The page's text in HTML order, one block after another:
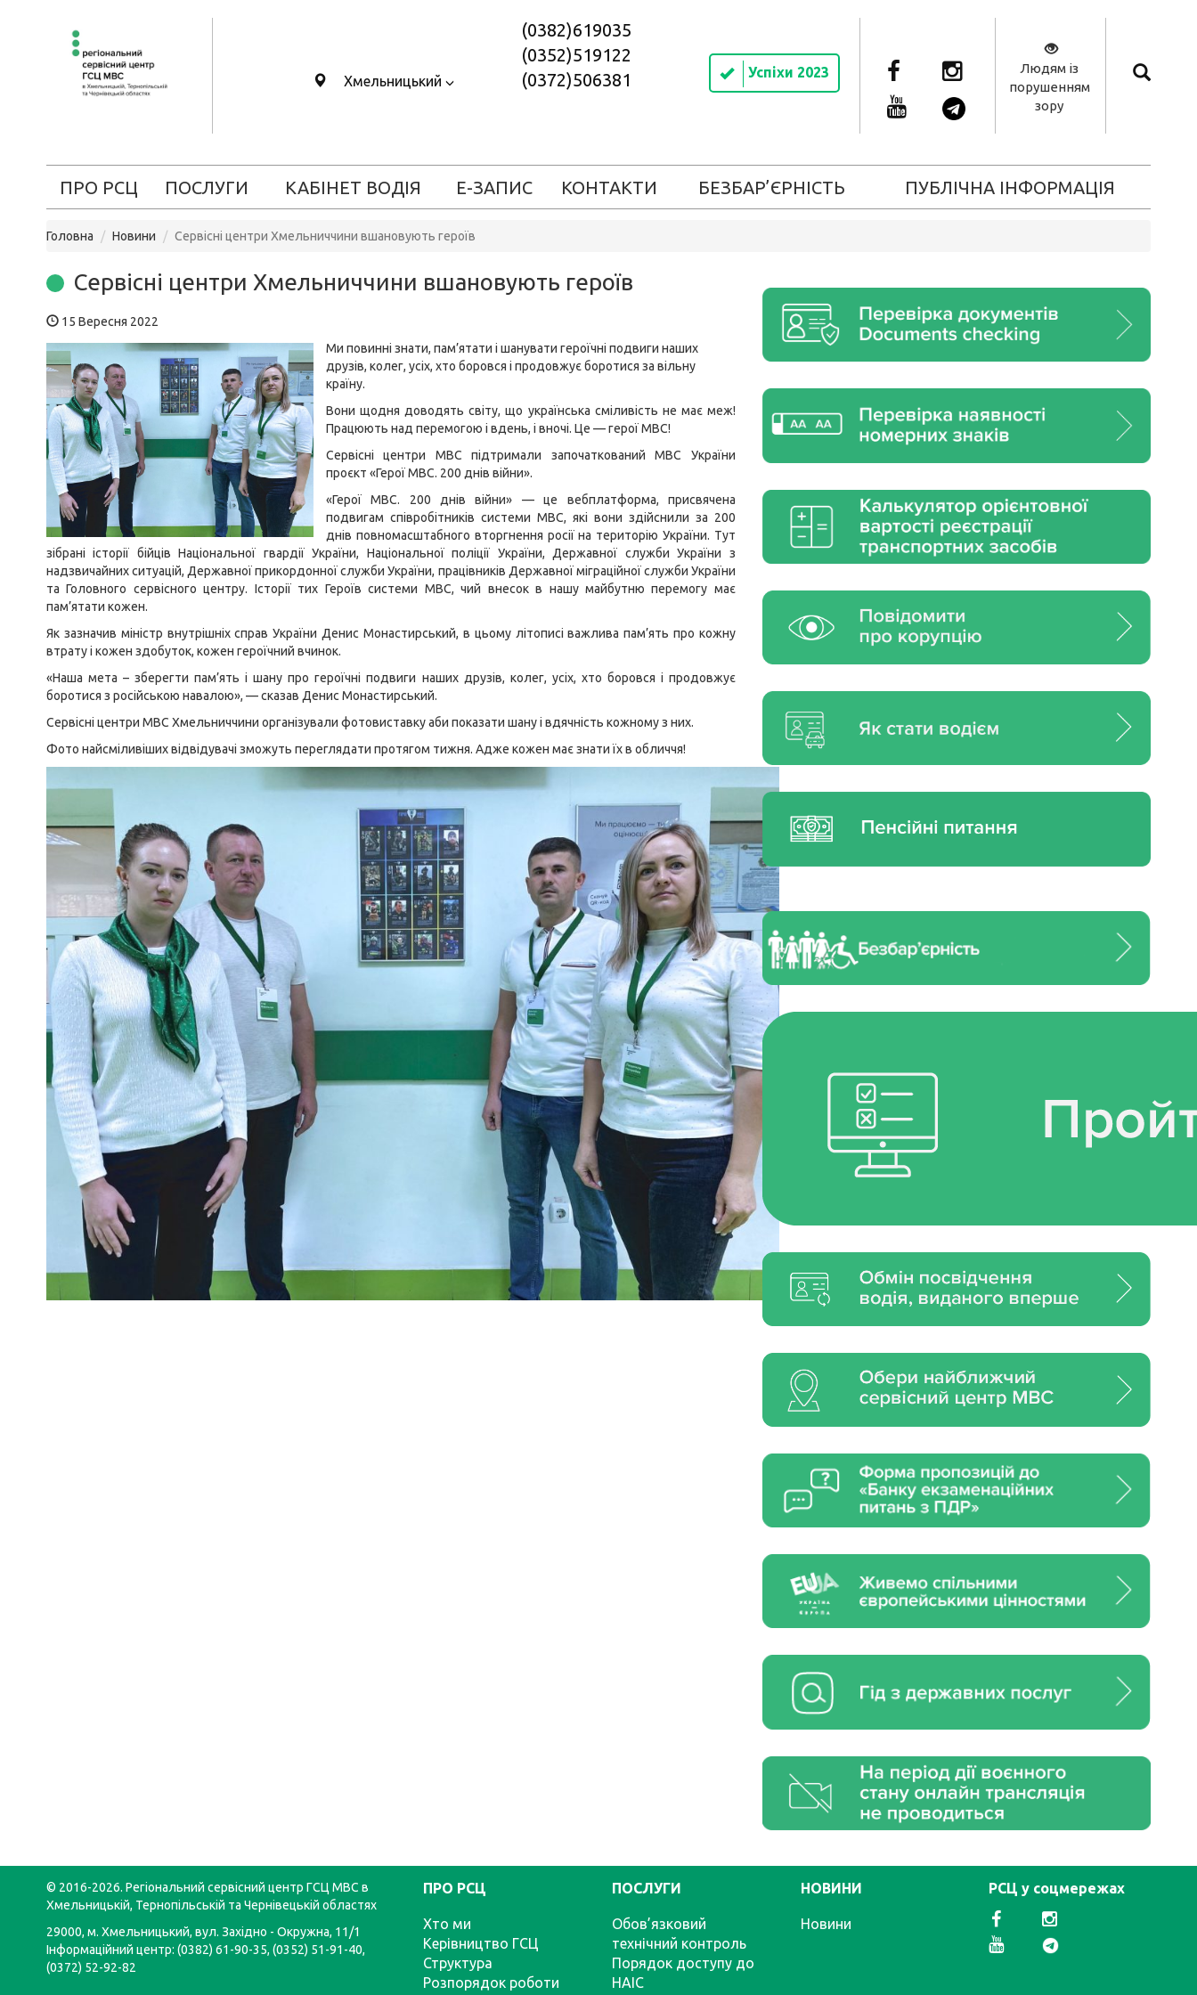
Хмельницький
(0382)619035
(0352)519122
(0372)506381
Успіхи 2023
Людям із
порушенням
зору
ПРО РСЦ ПОСЛУГИ КАБІНЕТ ВОДІЯ Е-ЗАПИС КОНТАКТИ БЕЗБАР’ЄРНІСТЬ ПУБЛІЧНА ІНФОРМАЦІЯ
Головна Новини Сервісні центри Хмельниччини вшановують героїв
Сервісні центри Хмельниччини вшановують героїв
15 Вересня 2022
Ми повинні знати, пам’ятати і шанувати героїчні подвиги наших
друзів, колег, усіх, хто боровся і продовжує боротися за вільну
країну.
Вони щодня доводять світу, що українська сміливість не має меж!
Працюють над перемогою і вдень, і вночі. Це — герої МВС!
Сервісні центри МВС підтримали започаткований МВС України
проєкт «Герої МВС. 200 днів війни».
«Герої МВС. 200 днів війни» — це вебплатформа, присвячена
подвигам співробітників системи МВС, які вони здійснили за 200
днів повномасштабного вторгнення росії на територію України. Тут
зібрані історії бійців Національної гвардії України, Національної поліції України, Державної служби України з
надзвичайних ситуацій, Державної прикордонної служби України, працівників Державної міграційної служби України
та Головного сервісного центру. Історії тих Героїв системи МВС, чий внесок в нашу майбутню перемогу має
пам’ятати кожен.
Як зазначив міністр внутрішніх справ України Денис Монастирський, в цьому літописі важлива пам’ять про кожну
втрату і кожен здобуток, кожен героїчний вчинок.
«Наша мета – зберегти пам’ять і шану про героїчні подвиги наших друзів, колег, усіх, хто боровся і продовжує
боротися з російською навалою», — сказав Денис Монастирський.
Сервісні центри МВС Хмельниччини організували фотовиставку аби показати шану і вдячність кожному з них.
Фото найсміливіших відвідувачі зможуть переглядати протягом тижня. Адже кожен має знати їх в обличчя!
© 2016-2026. Регіональний сервісний центр ГСЦ МВС в
Хмельницькій, Тернопільській та Чернівецькій областях
29000, м. Хмельницький, вул. Західно - Окружна, 11/1
Інформаційний центр: (0382) 61-90-35, (0352) 51-91-40,
(0372) 52-92-82
ПРО РСЦ
Хто ми
Керівництво ГСЦ
Структура
Розпорядок роботи
ПОСЛУГИ
Обов’язковий
технічний контроль
Порядок доступу до
НАІС
НОВИНИ
Новини
РСЦ у соцмережах